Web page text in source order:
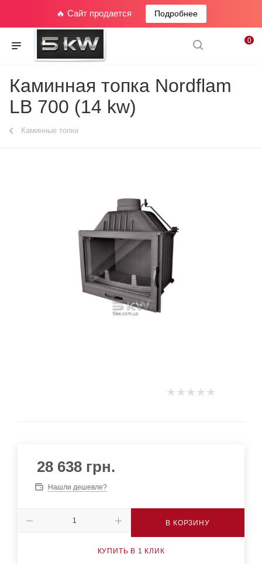
🔥 Сайт продается Подробнее
0
Каминная топка Nordflam
LB 700 (14 kw)
Каминные топки
28 638 грн.
Нашли дешевле?
В КОРЗИНУ
КУПИТЬ В 1 КЛИК